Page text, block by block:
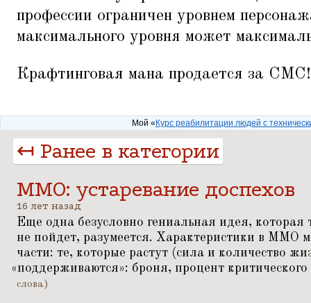
профессии ограничен уровнем
максимального уровня может
Крафтинговая мана продается за СМС!
Мой «Курс реабилитации людей с
↤ Ранее в категории
ММО: устаревание доспехов
16 лет назад
Еще одна безусловно гениальная идея,
не пойдет, разумеется. Характеристики в ММО
части: те, которые растут (сила и количество
«поддерживаются»: броня, процент
слова)